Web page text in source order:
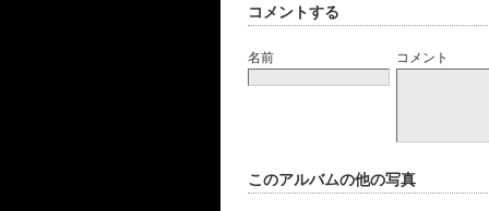
コメントする
名前 コメント
このアルバムの他の写真